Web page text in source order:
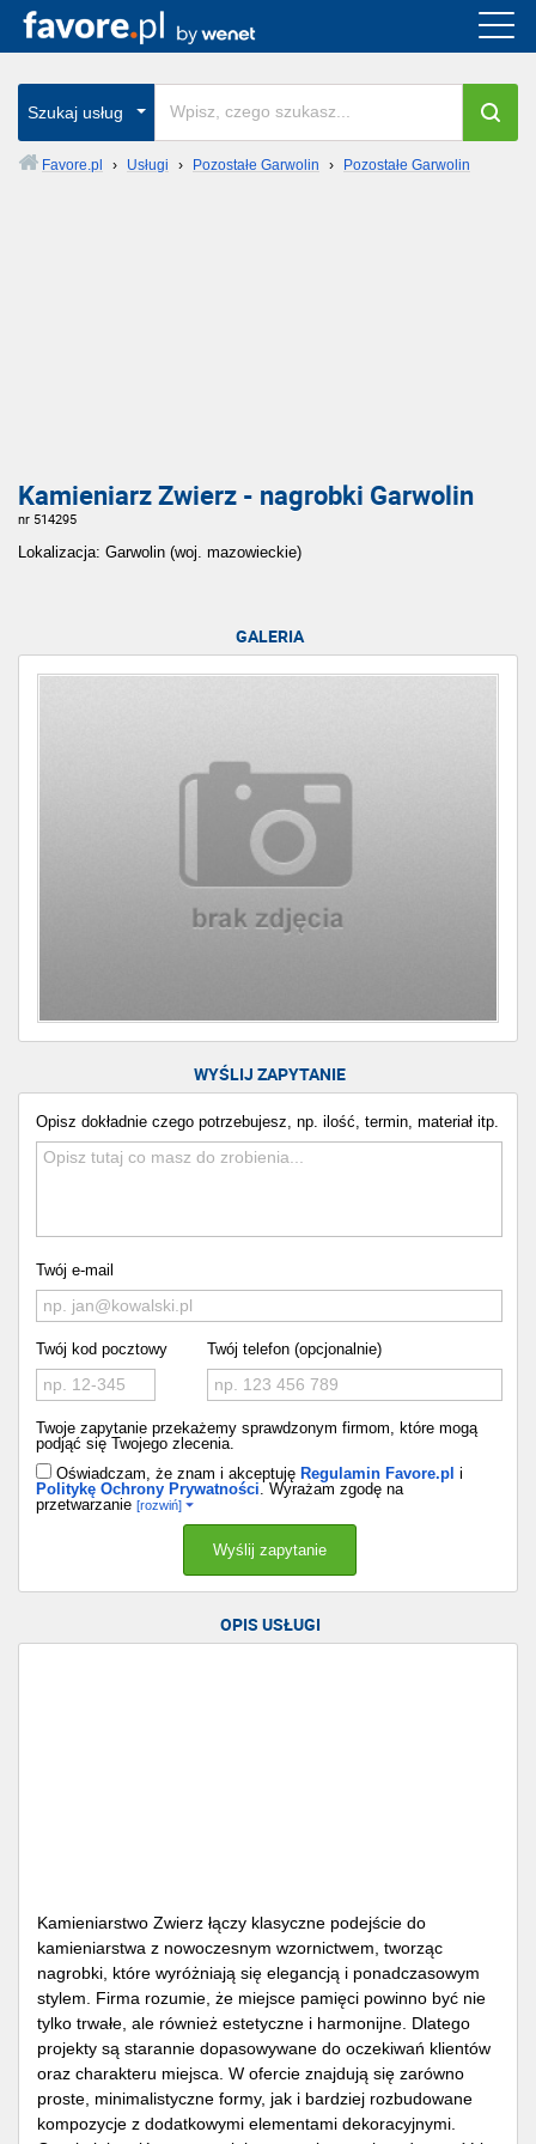
Szukaj usług
Favore.pl › Usługi › Pozostałe Garwolin › Pozostałe Garwolin
Kamieniarz Zwierz - nagrobki Garwolin
nr 514295
Lokalizacja: Garwolin (woj. mazowieckie)
GALERIA
WYŚLIJ ZAPYTANIE
Opisz dokładnie czego potrzebujesz, np. ilość, termin, materiał itp.
Twój e-mail
Twój kod pocztowy Twój telefon (opcjonalnie)
Twoje zapytanie przekażemy sprawdzonym firmom, które mogą
podjąć się Twojego zlecenia.
Oświadczam, że znam i akceptuję Regulamin Favore.pl i
Politykę Ochrony Prywatności . Wyrażam zgodę na
przetwarzanie [rozwiń]
OPIS USŁUGI
Kamieniarstwo Zwierz łączy klasyczne podejście do
kamieniarstwa z nowoczesnym wzornictwem, tworząc
nagrobki, które wyróżniają się elegancją i ponadczasowym
stylem. Firma rozumie, że miejsce pamięci powinno być nie
tylko trwałe, ale również estetyczne i harmonijne. Dlatego
projekty są starannie dopasowywane do oczekiwań klientów
oraz charakteru miejsca. W ofercie znajdują się zarówno
proste, minimalistyczne formy, jak i bardziej rozbudowane
kompozycje z dodatkowymi elementami dekoracyjnymi.